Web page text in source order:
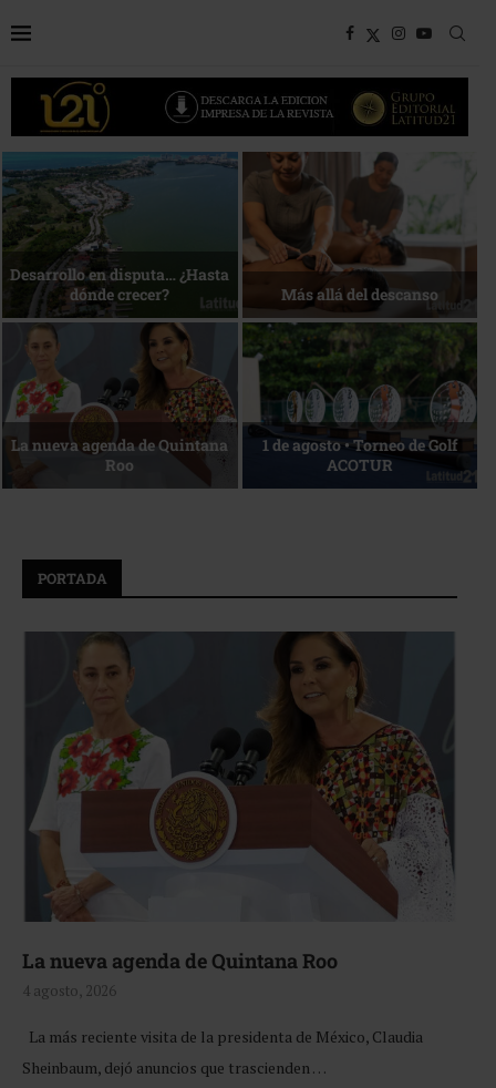
Bottega, un viaje servido a la
mesa
Energía que Impulsa la
competitividad
Reconocimiento de viajeros La esencia del servicio
PORTADA
La nueva agenda de Quintana Roo
4 agosto, 2026
La más reciente visita de la presidenta de México, Claudia
Sheinbaum, dejó anuncios que trascienden …